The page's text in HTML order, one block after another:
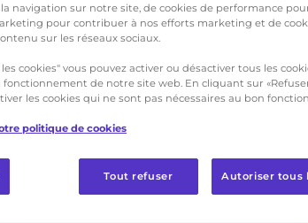
ET
navigation sur notre site, de cookies de performance
pour contribuer à nos efforts marketing et de
sur les réseaux sociaux.
cookies" vous pouvez activer ou désactiver tous les
fonctionnement de notre site web. En cliquant sur
les cookies qui ne sont pas nécessaires au bon
politique de cookies
Tout refuser Autoriser tous